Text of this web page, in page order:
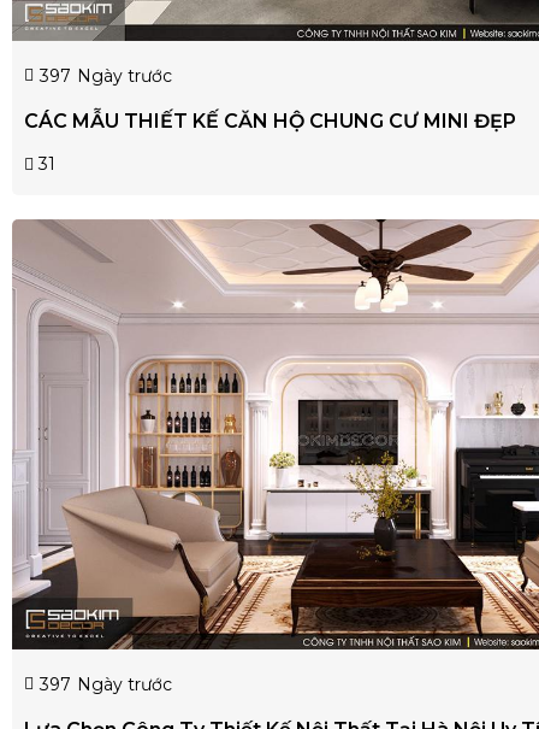
397 Ngày trước
CÁC MẪU THIẾT KẾ CĂN HỘ CHUNG CƯ MINI ĐẸP
31
397 Ngày trước